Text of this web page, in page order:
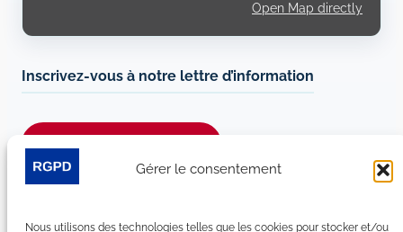
Gérer le consentement
Nous utilisons des technologies telles que les cookies pour stocker et/ou
Open Map directly
Inscrivez-vous à notre lettre d’information